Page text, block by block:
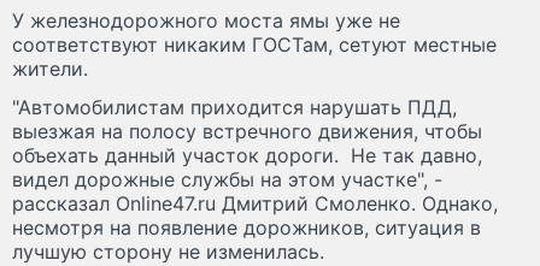
У железнодорожного моста ямы уже не
соответствуют никаким ГОСТам, сетуют местные
жители.
"Автомобилистам приходится нарушать ПДД,
выезжая на полосу встречного движения, чтобы
объехать данный участок дороги. Не так давно,
видел дорожные службы на этом участке", -
рассказал Online47.ru Дмитрий Смоленко. Однако,
несмотря на появление дорожников, ситуация в
лучшую сторону не изменилась.